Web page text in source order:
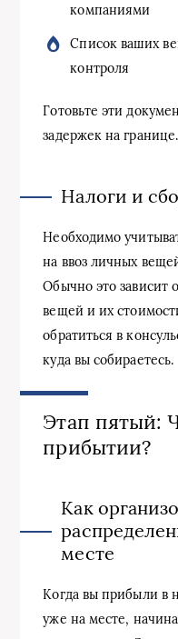
компаниями
Список ваших
контроля
Готовьте эти
задержек на границе.
Налоги и
Необходимо
на ввоз личных
Обычно это зависит
вещей и их
обратиться в
куда вы собираетесь.
Этап пятый:
прибытии?
Как
месте
Когда вы прибыли в
уже на месте,